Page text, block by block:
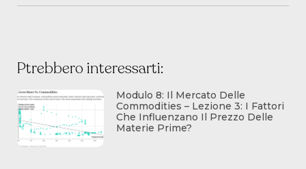
Ptrebbero interessarti:
Modulo 8: Il Mercato Delle
Commodities – Lezione 3: I Fattori
Che Influenzano Il Prezzo Delle
Materie Prime?